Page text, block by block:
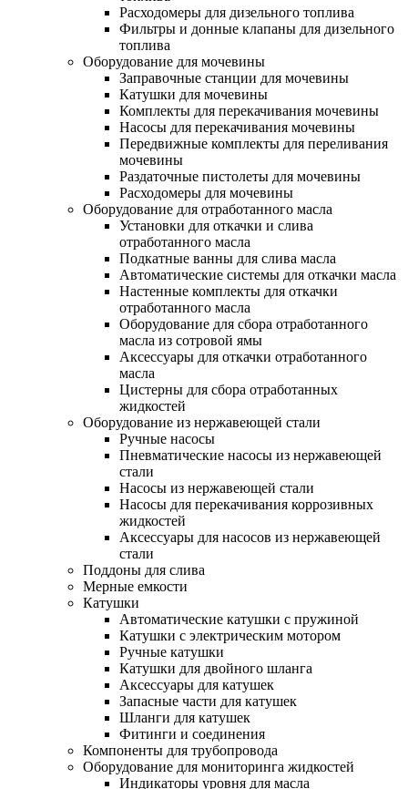
Расходомеры для дизельного топлива
Фильтры и донные клапаны для дизельного
топлива
Оборудование для мочевины
Заправочные станции для мочевины
Катушки для мочевины
Комплекты для перекачивания мочевины
Насосы для перекачивания мочевины
Передвижные комплекты для переливания
мочевины
Раздаточные пистолеты для мочевины
Расходомеры для мочевины
Оборудование для отработанного масла
Установки для откачки и слива
отработанного масла
Подкатные ванны для слива масла
Автоматические системы для откачки масла
Настенные комплекты для откачки
отработанного масла
Оборудование для сбора отработанного
масла из сотровой ямы
Аксессуары для откачки отработанного
масла
Цистерны для сбора отработанных
жидкостей
Оборудование из нержавеющей стали
Ручные насосы
Пневматические насосы из нержавеющей
стали
Насосы из нержавеющей стали
Насосы для перекачивания коррозивных
жидкостей
Аксессуары для насосов из нержавеющей
стали
Поддоны для слива
Мерные емкости
Катушки
Автоматические катушки с пружиной
Катушки с электрическим мотором
Ручные катушки
Катушки для двойного шланга
Аксессуары для катушек
Запасные части для катушек
Шланги для катушек
Фитинги и соединения
Компоненты для трубопровода
Оборудование для мониторинга жидкостей
Индикаторы уровня для масла